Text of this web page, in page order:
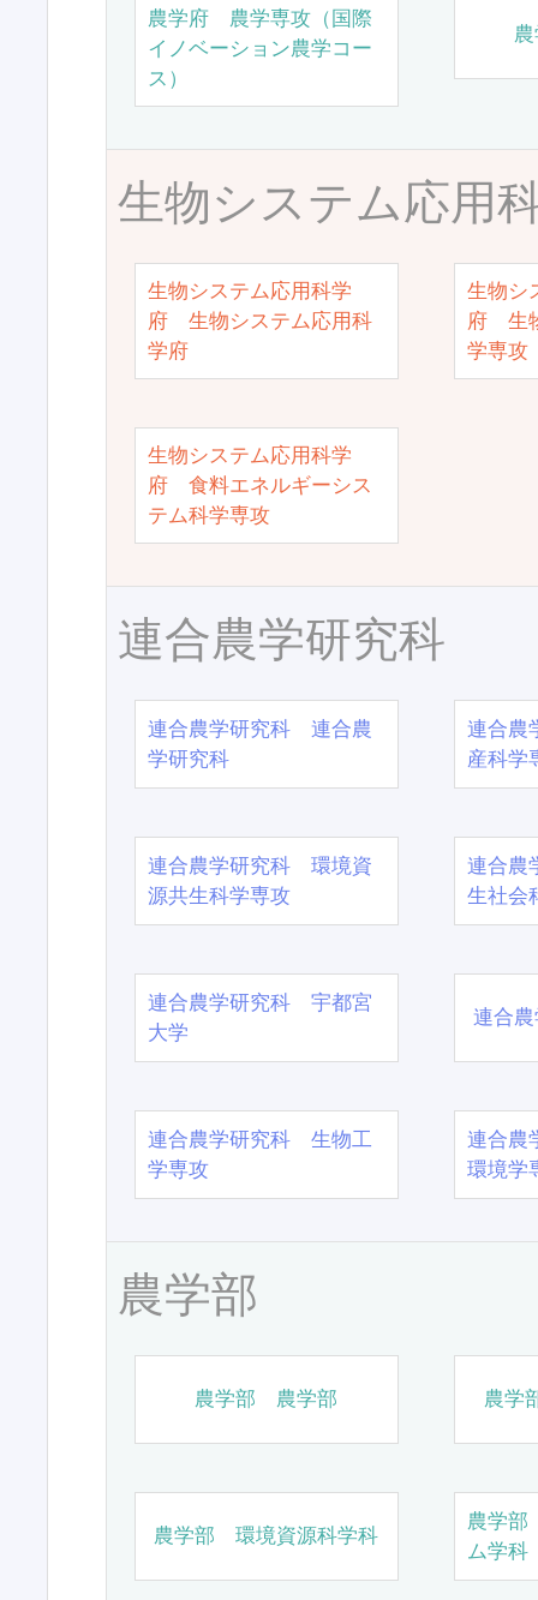
農学府 農学専攻（国際
イノベーション農学コー
ス）
生物システム応用
生物システム応用科学
府 生物システム応用科
学府
生物シ
府 生
学専攻
生物システム応用科学
府 食料エネルギーシス
テム科学専攻
連合農学研究科
連合農学研究科 連合農
学研究科
連合農
産科学
連合農学研究科 環境資
源共生科学専攻
連合農
生社会
連合農学研究科 宇都宮
大学
連合
連合農学研究科 生物工
学専攻
連合農
環境学
農学部
農学部 農学部 農学
農学部 環境資源科学科
農学
ム学科